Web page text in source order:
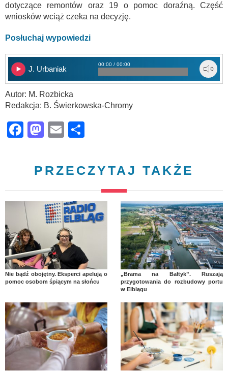
dotyczące remontów oraz 19 o pomoc doraźną. Część
wniosków wciąż czeka na decyzję.
Posłuchaj wypowiedzi
J. Urbaniak
00:00 / 00:00
Autor: M. Rozbicka
Redakcja: B. Świerkowska-Chromy
Facebook
Mastodon
Email
PRZECZYTAJ TAKŻE
Nie bądź obojętny. Eksperci apelują o
pomoc osobom śpiącym na słońcu
„Brama na Bałtyk”. Ruszają
przygotowania do rozbudowy portu
w Elblągu